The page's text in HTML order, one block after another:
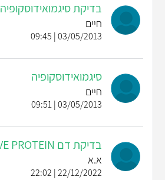
בדיקת סיגמואידוסקופיה
חיים
03/05/2013 | 09:45
סיגמואידוסקופיה
חיים
03/05/2013 | 09:51
בדיקת דם C-REACTIVE PROTEIN
א.א
22/12/2022 | 22:02